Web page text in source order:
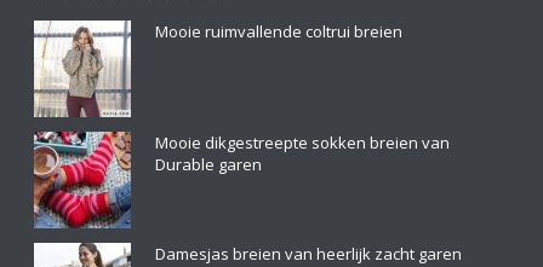
Mooie ruimvallende coltrui breien
Mooie dikgestreepte sokken breien van
Durable garen
Damesjas breien van heerlijk zacht garen